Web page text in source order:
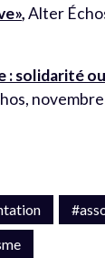
,Alter
: solidarité